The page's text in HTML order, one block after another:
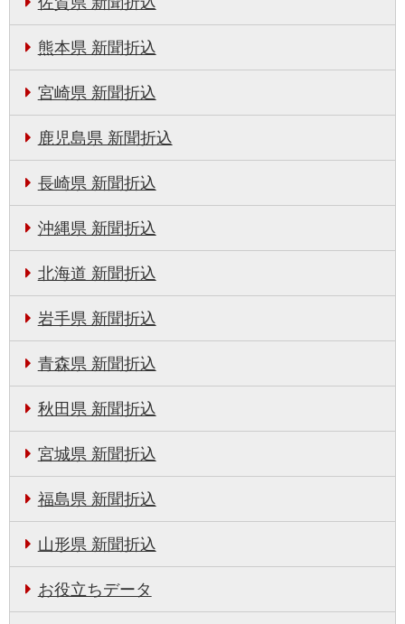
熊本県 新聞折込
宮崎県 新聞折込
鹿児島県 新聞折込
長崎県 新聞折込
沖縄県 新聞折込
北海道 新聞折込
岩手県 新聞折込
青森県 新聞折込
秋田県 新聞折込
宮城県 新聞折込
福島県 新聞折込
山形県 新聞折込
お役立ちデータ